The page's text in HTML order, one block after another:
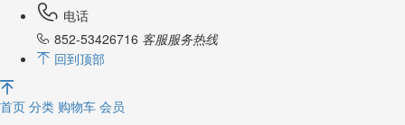
电话
852-53426716 客服服务热线
回到顶部
首页 分类 购物车 会员